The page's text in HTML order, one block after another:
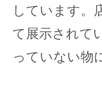
しています。
て展示されて
っていない物